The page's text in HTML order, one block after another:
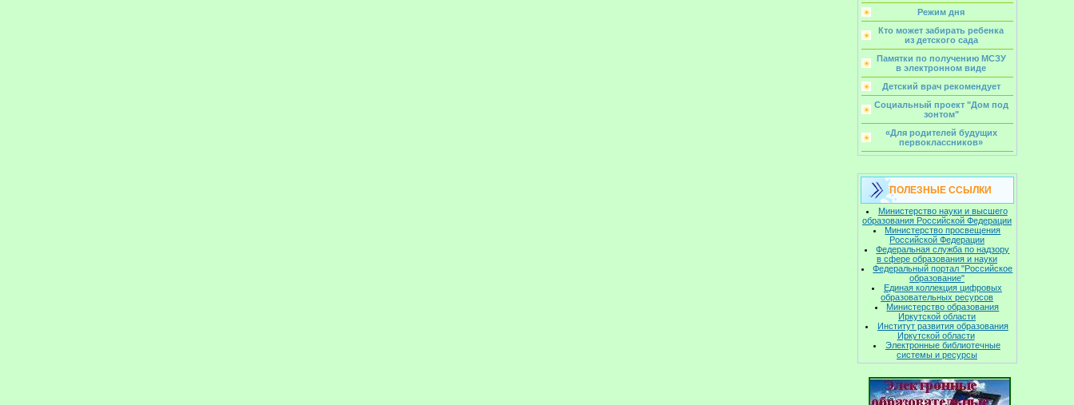
Режим дня
Кто может забирать ребенка
из детского сада
Памятки по получению МСЗУ
в электронном виде
Детский врач рекомендует
Социальный проект "Дом под
зонтом"
«Для родителей будущих
первоклассников»
ПОЛЕЗНЫЕ ССЫЛКИ
Министерство науки и высшего
образования Российской Федерации
Министерство просвещения
Российской Федерации
Федеральная служба по надзору
в сфере образования и науки
Федеральный портал "Российское
образование"
Единая коллекция цифровых
образовательных ресурсов
Министерство образования
Иркутской области
Институт развития образования
Иркутской области
Электронные библиотечные
системы и ресурсы